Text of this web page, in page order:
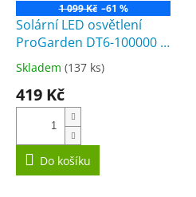
1 099 Kč –61 %
Solární LED osvětlení
ProGarden DT6-100000 s
čidlem pohybu
Průměrné
produktu
z
hvězdiček.
Skladem (137 ks)
419 Kč
Do košíku